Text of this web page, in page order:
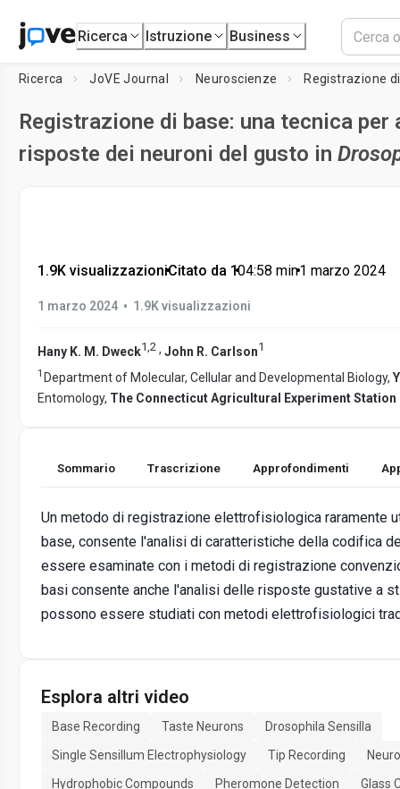
Ricerca Istruzione Business
Ricerca JoVE Journal Neuroscienze
Registrazione di base: una tecnica per
risposte dei neuroni del gusto in
1.9K visualizzazioni•Citato da 1•04:58 min•1 marzo 2024
1 marzo 2024 • 1.9K visualizzazioni
Hany K. M. Dweck1,2 , John R. Carlson1
1 Department of Molecular, Cellular and Developmental Biology,
Entomology, The Connecticut Agricultural Experiment Station
Sommario Trascrizione Approfondimenti
Un metodo di registrazione elettrofisiologica raramente
base, consente l'analisi di caratteristiche della codifica
essere esaminate con i metodi di registrazione
basi consente anche l'analisi delle risposte gustative a
possono essere studiati con metodi elettrofisiologici
Esplora altri video
Base Recording Taste Neurons
Drosophila Sensilla
Single Sensillum Electrophysiology
Tip Recording
Hydrophobic Compounds
Pheromone Detection
Glass